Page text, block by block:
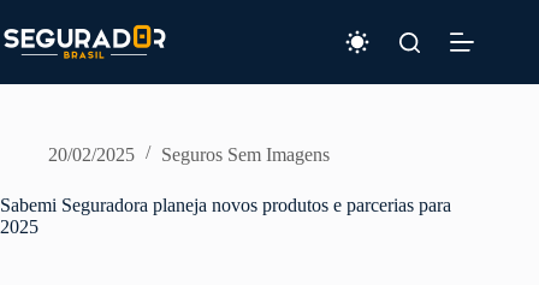
para
o
20/02/2025 Seguros Sem Imagens
Sabemi Seguradora planeja novos produtos e parcerias para
2025